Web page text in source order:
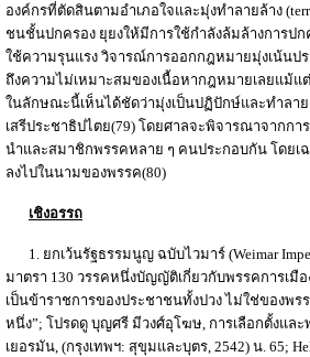
องค์กรที่ตัดสินตามอำเภอใจและมุ่งทำลายล้าง
ชนชั้นปกครอง ยุยงให้มีการใช้กำลังล้มล้างการปก
ใช้ความรุนแรง วิจารณ์การออกกฎหมายมุ่งเน้นป
ถึงความไม่เหมาะสมของเนื้อหากฎหมายเลยแม้
ในลักษณะนี้เห็นได้ชัดว่ามุ่งเป็นปฏิปักษ์และทำล
เสรีประชาธิปไตย(79) โดยศาลจะพิจารณาจากกา
นำและสมาชิกพรรคหลาย ๆ คนประกอบกัน โดยเฉ
ลงไปในนามของพรรค(80)
เชิงอรรถ
1. ยกเว้นรัฐธรรมนูญ ฉบับไวมาร์ (Weimar
มาตรา 130 วรรคหนึ่งบัญญัติเกี่ยวกับพรรคการเมือ
เป็นข้าราชการของประชาชนทั้งปวง ไม่ใช่ของพร
หนึ่ง”; โปรดดู บุญศรี มีวงศ์อุโฆษ, การเลือกตั้งและ
เยอรมัน, (กรุงเทพฯ: สุขุมและบุตร, 2542) น. 65;